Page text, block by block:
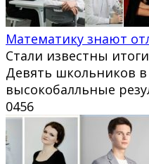
Математику знают
Стали известны
Девять школьников
высокобалльные
0456